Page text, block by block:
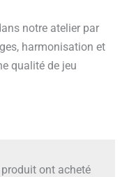
notre atelier par
harmonisation et
qualité de jeu
ont acheté